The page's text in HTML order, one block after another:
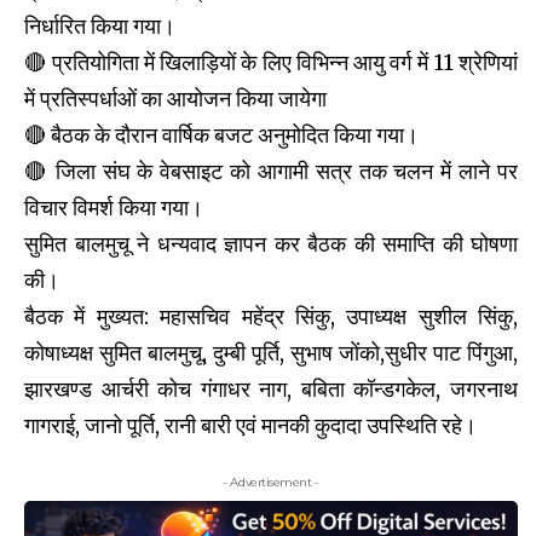
निर्धारित किया गया।
🔴 प्रतियोगिता में खिलाड़ियों के लिए विभिन्न आयु वर्ग में 11 श्रेणियां
में प्रतिस्पर्धाओं का आयोजन किया जायेगा
🔴 बैठक के दौरान वार्षिक बजट अनुमोदित किया गया।
🔴 जिला संघ के वेबसाइट को आगामी सत्र तक चलन में लाने पर
विचार विमर्श किया गया।
सुमित बालमुचू ने धन्यवाद ज्ञापन कर बैठक की समाप्ति की घोषणा
की।
बैठक में मुख्यत: महासचिव महेंद्र सिंकु, उपाध्यक्ष सुशील सिंकु,
कोषाध्यक्ष सुमित बालमुचू, दुम्बी पूर्ति, सुभाष जोंको,सुधीर पाट पिंगुआ,
झारखण्ड आर्चरी कोच गंगाधर नाग, बबिता कॉन्डगकेल, जगरनाथ
गागराई, जानो पूर्ति, रानी बारी एवं मानकी कुदादा उपस्थिति रहे।
- Advertisement -